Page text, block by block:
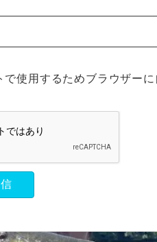
で使用するためブラウザー